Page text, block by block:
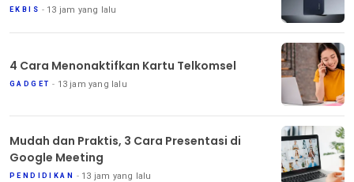
EKBIS 13 jam yang lalu
4 Cara Menonaktifkan Kartu Telkomsel
GADGET 13 jam yang lalu
Mudah dan Praktis, 3 Cara Presentasi di
Google Meeting
PENDIDIKAN 13 jam yang lalu